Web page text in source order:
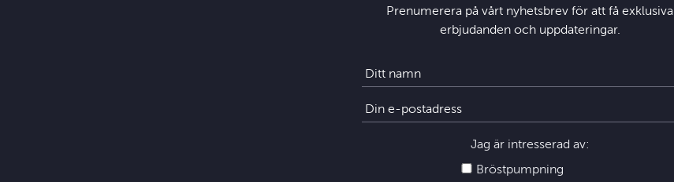
Prenumerera på vårt nyhetsbrev för att få exklusiva
erbjudanden och uppdateringar.
Jag är intresserad av:
Bröstpumpning